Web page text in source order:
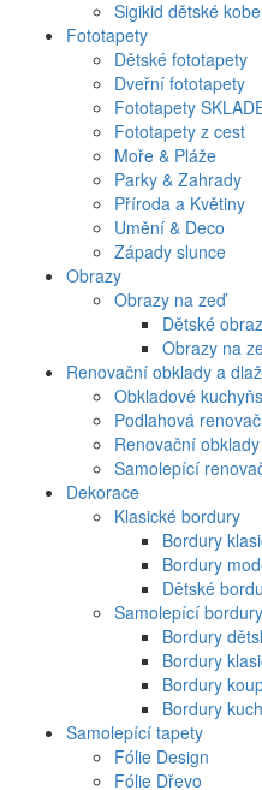
Sigikid dětské
Fototapety
Dětské fototapety
Dveřní fototapety
Fototapety
Fototapety z cest
Moře & Pláže
Parky & Zahrady
Příroda a Květiny
Umění & Deco
Západy slunce
Obrazy
Obrazy na zeď
Dětské
Obrazy na
Renovační obklady a
Obkladové
Podlahová
Renovační
Samolepící
Dekorace
Klasické bordury
Bordury
Bordury
Dětské
Samolepící bordury
Bordury
Bordury
Bordury
Bordury
Samolepící tapety
Fólie Design
Fólie Dřevo